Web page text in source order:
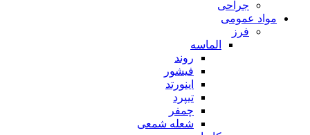
جراحی
مواد عمومی
فرز
الماسه
روند
فیشور
اینورتد
تیپرد
چمفر
شعله شمعی